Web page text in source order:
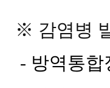
※ 감염병
- 방역통합